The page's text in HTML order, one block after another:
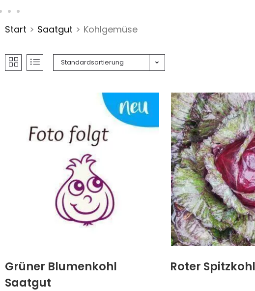
Start > Saatgut > Kohlgemüse
Standardsortierung
Grüner Blumenkohl
Saatgut
Roter